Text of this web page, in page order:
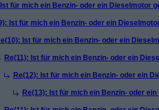
Ist für mich ein Benzin- oder ein Dieselmotor
Ist für mich ein Benzin- oder ein
Ist für mich ein Benzin- oder ein
Re(11): Ist für mich ein Benzin- oder ein
Re(12): Ist für mich ein Benzin- oder ein
Re(13): Ist für mich ein Benzin- oder